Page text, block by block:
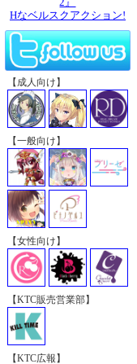
Hなベルスクアクション!
【成人向け】
【一般向け】
【女性向け】
【KTC販売営業部】
【KTC広報】